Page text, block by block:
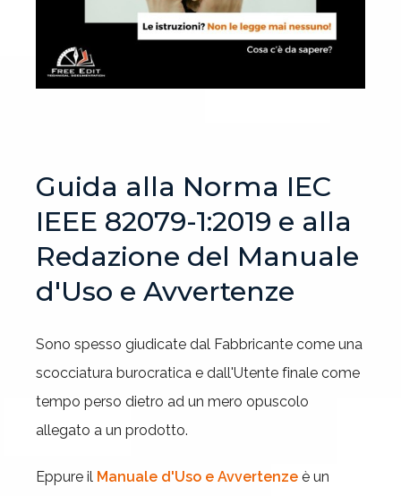
Guida alla Norma IEC
IEEE 82079-1:2019 e alla
Redazione del Manuale
d'Uso e Avvertenze
Sono spesso giudicate dal Fabbricante come una
scocciatura burocratica e dall'Utente finale come
tempo perso dietro ad un mero opuscolo
allegato a un prodotto.
Eppure il Manuale d'Uso e Avvertenze è un